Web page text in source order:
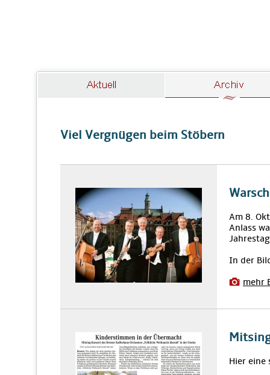
Viel Vergnügen beim Stöbern
Am 8.
Anlass
In der
mehr
Hier eine